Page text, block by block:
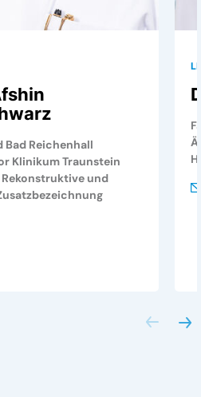
Bad Reichenhall
Klinikum Traunstein
und